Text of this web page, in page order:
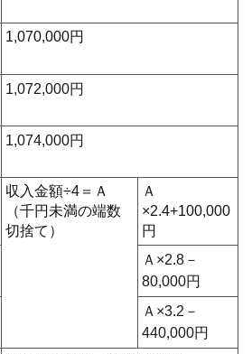
1,070,000円
1,072,000円
1,074,000円
収入金額÷4＝Ａ
（千円未満の端数
切捨て）
Ａ
×2.4+100,000
円
Ａ×2.8－
80,000円
Ａ×3.2－
440,000円